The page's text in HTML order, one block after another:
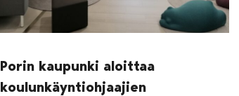
Porin kaupunki aloittaa
koulunkäyntiohjaajien